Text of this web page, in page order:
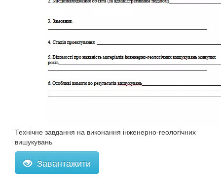
Технічне завдання на виконання інженерно-геологічних
вишукувань
Завантажити